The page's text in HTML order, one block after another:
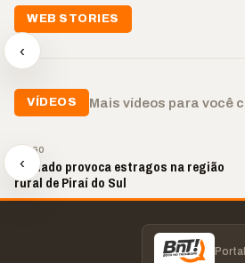
WEB STORIES
‹
📢💜 Agosto Lilás
reforça combate à
violência contra a
mulher
VÍDEOS Mais vídeos para você
‹
8 AGO
Tornado provoca estragos na região
rural de Piraí do Sul